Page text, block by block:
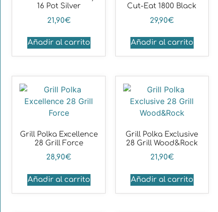
16 Pot Silver
21,90€
Añadir al carrito
Cut-Eat 1800 Black
29,90€
Añadir al carrito
Grill Polka Excellence
28 Grill Force
28,90€
Añadir al carrito
Grill Polka Exclusive
28 Grill Wood&Rock
21,90€
Añadir al carrito